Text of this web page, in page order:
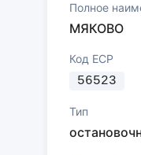
Полное
МЯКОВО
Код ЕСР
56523
Тип